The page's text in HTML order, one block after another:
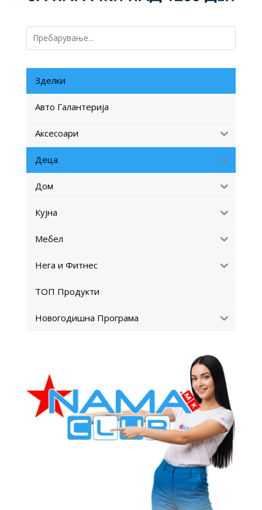
Зделки
Авто Галантерија
Аксесоари
Деца
Дом
Кујна
Мебел
Нега и Фитнес
ТОП Продукти
Новогодишна Програма